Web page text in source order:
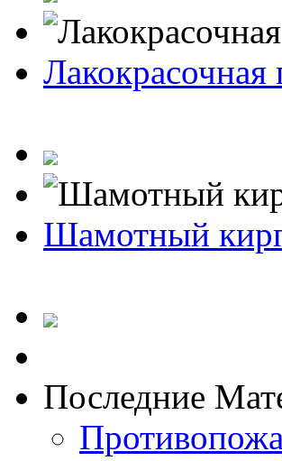
Лакокрасочная
Шамотный
Последние